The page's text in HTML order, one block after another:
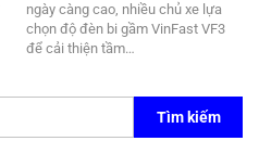
ngày càng cao, nhiều chủ xe lựa
chọn độ đèn bi gầm VinFast VF3
để cải thiện tầm…
Tìm kiếm